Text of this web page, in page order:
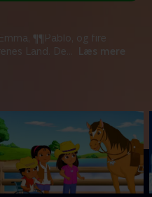
¶¶Pablo, og fire
Land. De
Læs mere